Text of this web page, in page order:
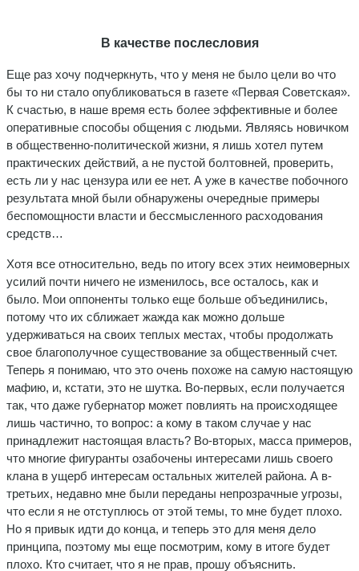
В качестве послесловия
Еще раз хочу подчеркнуть, что у меня не было цели во что
бы то ни стало опубликоваться в газете «Первая Советская».
К счастью, в наше время есть более эффективные и более
оперативные способы общения с людьми. Являясь новичком
в общественно-политической жизни, я лишь хотел путем
практических действий, а не пустой болтовней, проверить,
есть ли у нас цензура или ее нет. А уже в качестве побочного
результата мной были обнаружены очередные примеры
беспомощности власти и бессмысленного расходования
средств…
Хотя все относительно, ведь по итогу всех этих неимоверных
усилий почти ничего не изменилось, все осталось, как и
было. Мои оппоненты только еще больше объединились,
потому что их сближает жажда как можно дольше
удерживаться на своих теплых местах, чтобы продолжать
свое благополучное существование за общественный счет.
Теперь я понимаю, что это очень похоже на самую настоящую
мафию, и, кстати, это не шутка. Во-первых, если получается
так, что даже губернатор может повлиять на происходящее
лишь частично, то вопрос: а кому в таком случае у нас
принадлежит настоящая власть? Во-вторых, масса примеров,
что многие фигуранты озабочены интересами лишь своего
клана в ущерб интересам остальных жителей района. А в-
третьих, недавно мне были переданы непрозрачные угрозы,
что если я не отступлюсь от этой темы, то мне будет плохо.
Но я привык идти до конца, и теперь это для меня дело
принципа, поэтому мы еще посмотрим, кому в итоге будет
плохо. Кто считает, что я не прав, прошу объяснить.